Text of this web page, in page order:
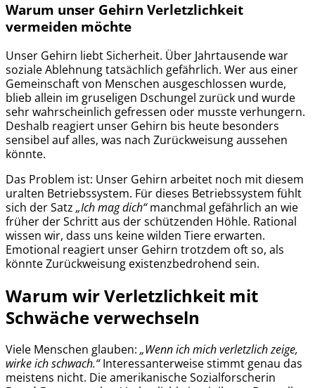
Warum unser Gehirn Verletzlichkeit
vermeiden möchte
Unser Gehirn liebt Sicherheit. Über Jahrtausende war
soziale Ablehnung tatsächlich gefährlich. Wer aus einer
Gemeinschaft von Menschen ausgeschlossen wurde,
blieb allein im gruseligen Dschungel zurück und wurde
sehr wahrscheinlich gefressen oder musste verhungern.
Deshalb reagiert unser Gehirn bis heute besonders
sensibel auf alles, was nach Zurückweisung aussehen
könnte.
Das Problem ist: Unser Gehirn arbeitet noch mit diesem
uralten Betriebssystem. Für dieses Betriebssystem fühlt
sich der Satz „Ich mag dich“manchmal gefährlich an wie
früher der Schritt aus der schützenden Höhle. Rational
wissen wir, dass uns keine wilden Tiere erwarten.
Emotional reagiert unser Gehirn trotzdem oft so, als
könnte Zurückweisung existenzbedrohend sein.
Warum wir Verletzlichkeit mit
Schwäche verwechseln
Viele Menschen glauben: „Wenn ich mich verletzlich zeige,
wirke ich schwach.“Interessanterweise stimmt genau das
meistens nicht. Die amerikanische Sozialforscherin